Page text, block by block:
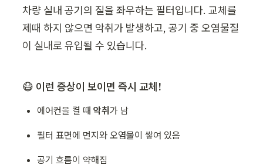
차량 실내 공기의 질을 좌우하는 필터입니다. 교체를
제때 하지 않으면 악취가 발생하고, 공기 중 오염물질
이 실내로 유입될 수 있습니다.
😷 이런 증상이 보이면 즉시 교체!
에어컨을 켤 때 악취가 남
필터 표면에 먼지와 오염물이 쌓여 있음
공기 흐름이 약해짐